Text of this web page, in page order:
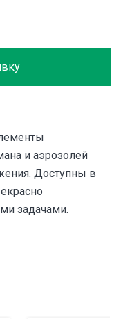
и аэрозолей
Доступны в
задачами.